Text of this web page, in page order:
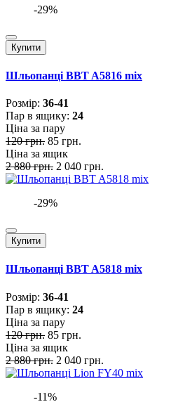
-29%
Купити
Шльопанці BBT A5816 mix
Розмiр: 36-41
Пар в ящику: 24
Ціна за пару
120 грн. 85 грн.
Ціна за ящик
2 880 грн. 2 040 грн.
-29%
Купити
Шльопанці BBT A5818 mix
Розмiр: 36-41
Пар в ящику: 24
Ціна за пару
120 грн. 85 грн.
Ціна за ящик
2 880 грн. 2 040 грн.
-11%